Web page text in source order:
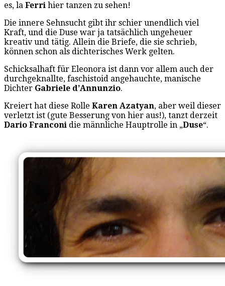
es, la Ferri hier tanzen zu sehen!
Die innere Sehnsucht gibt ihr schier unendlich viel
Kraft, und die Duse war ja tatsächlich ungeheuer
kreativ und tätig. Allein die Briefe, die sie schrieb,
können schon als dichterisches Werk gelten.
Schicksalhaft für Eleonora ist dann vor allem auch der
durchgeknallte, faschistoid angehauchte, manische
Dichter Gabriele d’Annunzio.
Kreiert hat diese Rolle Karen Azatyan, aber weil dieser
verletzt ist (gute Besserung von hier aus!), tanzt derzeit
Dario Franconi die männliche Hauptrolle in „Duse“.